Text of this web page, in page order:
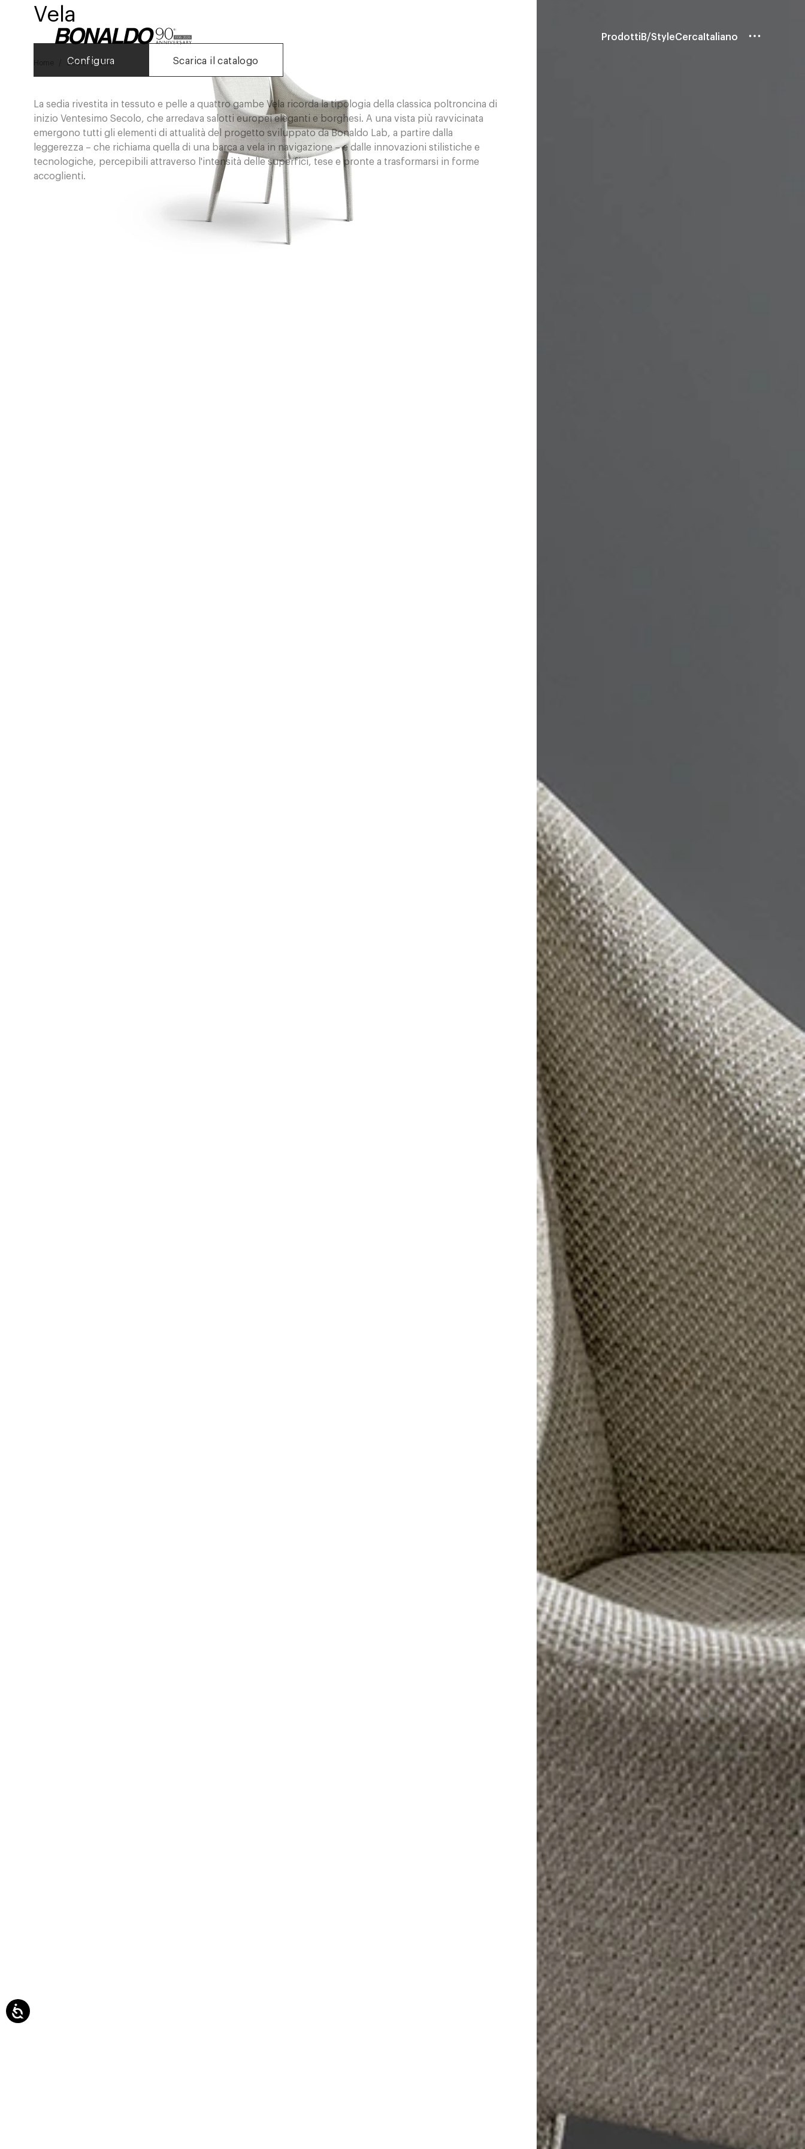
ProdottiB/StyleCercaItaliano
Sedie Vela
Vela
Configura Scarica il catalogo
La sedia rivestita in tessuto e pelle a quattro gambe Vela ricorda la tipologia della classica poltroncina di
inizio Ventesimo Secolo, che arredava salotti europei eleganti e borghesi. A una vista più ravvicinata
emergono tutti gli elementi di attualità del progetto sviluppato da Bonaldo Lab, a partire dalla
leggerezza – che richiama quella di una barca a vela in navigazione – e dalle innovazioni stilistiche e
tecnologiche, percepibili attraverso l'intensità delle superfici, tese e pronte a trasformarsi in forme
accoglienti.